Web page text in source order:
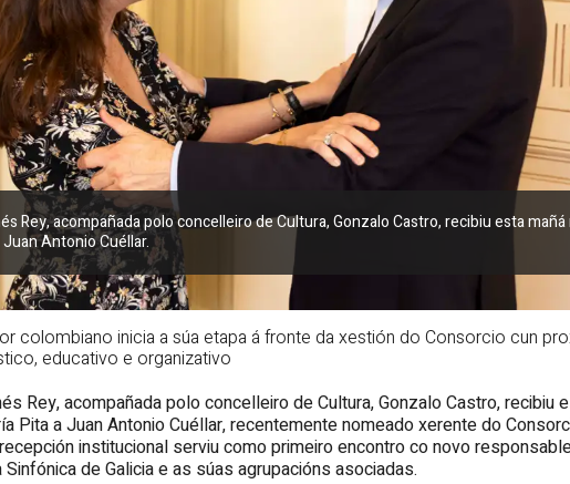
Rey, acompañada polo concelleiro de Cultura, Gonzalo Castro, recibiu esta mañá
Antonio Cuéllar.
colombiano inicia a súa etapa á fronte da xestión do Consorcio cun
educativo e organizativo
Rey, acompañada polo concelleiro de Cultura, Gonzalo Castro, recibiu
Pita a Juan Antonio Cuéllar, recentemente nomeado xerente do
institucional serviu como primeiro encontro co novo
de Galicia e as súas agrupacións asociadas.